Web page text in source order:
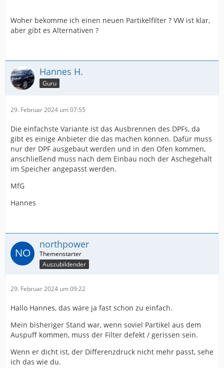
Woher bekomme ich einen neuen Partikelfilter ? VW ist klar,
aber gibt es Alternativen ?
Hannes H.
Guru
29. Februar 2024 um 07:55
Die einfachste Variante ist das Ausbrennen des DPFs, da
gibt es einige Anbieter die das machen können. Dafür muss
nur der DPF ausgebaut werden und in den Ofen kommen,
anschließend muss nach dem Einbau noch der Aschegehalt
im Speicher angepasst werden.
MfG
Hannes
northpower
Auszubildender
29. Februar 2024 um 09:22
Hallo Hannes, das wäre ja fast schon zu einfach.
Mein bisheriger Stand war, wenn soviel Partikel aus dem
Auspuff kommen, muss der Filter defekt / gerissen sein.
Wenn er dicht ist, der Differenzdruck nicht mehr passt, sehe
ich das wie du.